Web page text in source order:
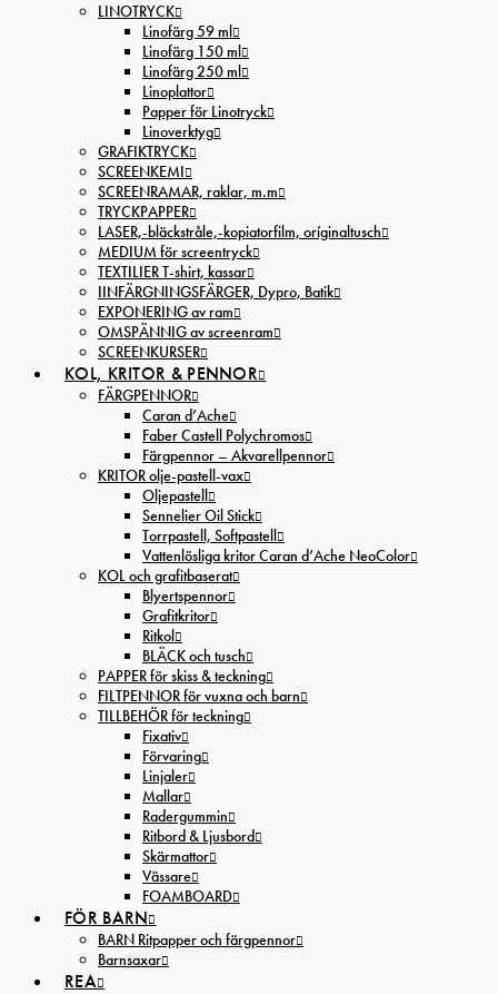
LINOTRYCK
Linofärg 59 ml
Linofärg 150 ml
Linofärg 250 ml
Linoplattor
Papper för Linotryck
Linoverktyg
GRAFIKTRYCK
SCREENKEMI
SCREENRAMAR, raklar, m.m
TRYCKPAPPER
LASER,-bläckstråle,-kopiatorfilm, oríginaltusch
MEDIUM för screentryck
TEXTILIER T-shirt, kassar
IINFÄRGNINGSFÄRGER, Dypro, Batik
EXPONERING av ram
OMSPÄNNIG av screenram
SCREENKURSER
KOL, KRITOR & PENNOR
FÄRGPENNOR
Caran d’Ache
Faber Castell Polychromos
Färgpennor – Akvarellpennor
KRITOR olje-pastell-vax
Oljepastell
Sennelier Oil Stick
Torrpastell, Softpastell
Vattenlösliga kritor Caran d’Ache NeoColor
KOL och grafitbaserat
Blyertspennor
Grafitkritor
Ritkol
BLÄCK och tusch
PAPPER för skiss & teckning
FILTPENNOR för vuxna och barn
TILLBEHÖR för teckning
Fixativ
Förvaring
Linjaler
Mallar
Radergummin
Ritbord & Ljusbord
Skärmattor
Vässare
FOAMBOARD
FÖR BARN
BARN Ritpapper och färgpennor
Barnsaxar
REA